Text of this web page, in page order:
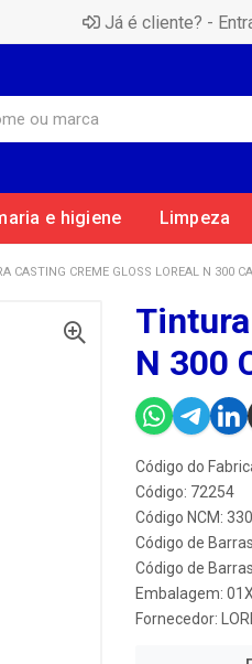
Já é cliente? -
e higiene Limpeza
CASTING CREME GLOSS LOREAL N 300
N 300
Código do
Código: 72254
Código NCM:
Código de
Código de
Embalagem:
Fornecedor: